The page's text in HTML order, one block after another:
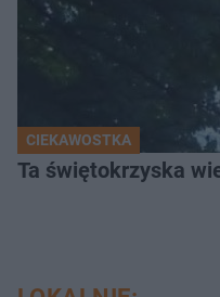
CIEKAWOSTKA
Ta świętokrzyska